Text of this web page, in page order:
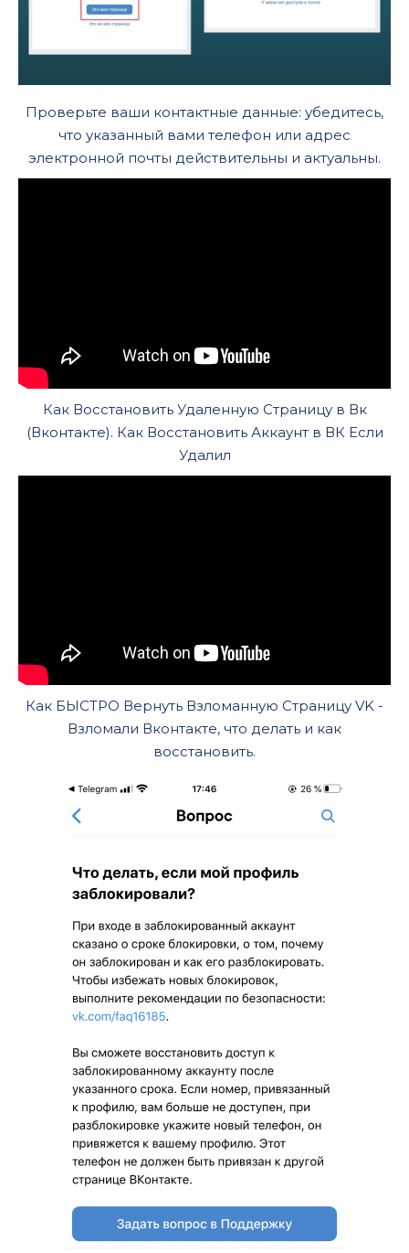
Проверьте ваши контактные данные: убедитесь,
что указанный вами телефон или адрес
электронной почты действительны и актуальны.
Как Восстановить Удаленную Страницу в Вк
(Вконтакте). Как Восстановить Аккаунт в ВК Если
Удалил
Как БЫСТРО Вернуть Взломанную Страницу VK -
Взломали Вконтакте, что делать и как
восстановить.